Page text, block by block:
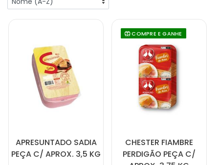
APRESUNTADO SADIA
PEÇA C/ APROX. 3,5 KG
COMPRE E GANHE
CHESTER FIAMBRE
PERDIGÃO PEÇA C/